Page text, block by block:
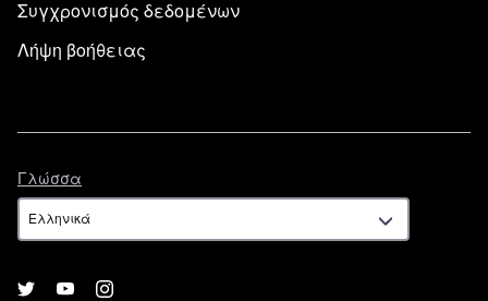
Συγχρονισμός δεδομένων
Λήψη βοήθειας
Γλώσσα